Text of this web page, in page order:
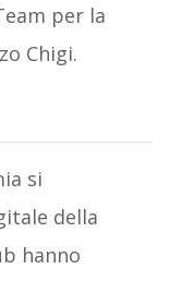
per la
Chigi.
si
della
hanno